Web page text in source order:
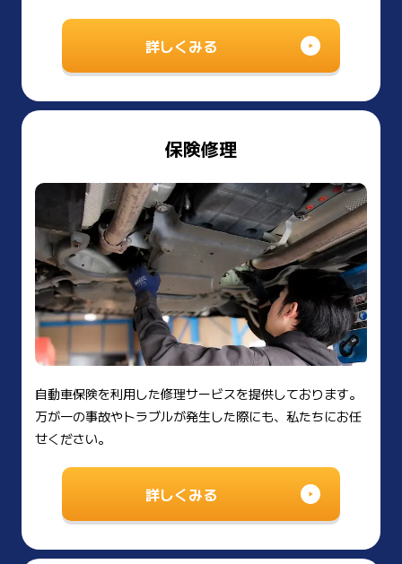
詳しくみる
保険修理
自動車保険を利用した修理サービスを提供しております。
万が一の事故やトラブルが発生した際にも、私たちにお任
せください。
詳しくみる